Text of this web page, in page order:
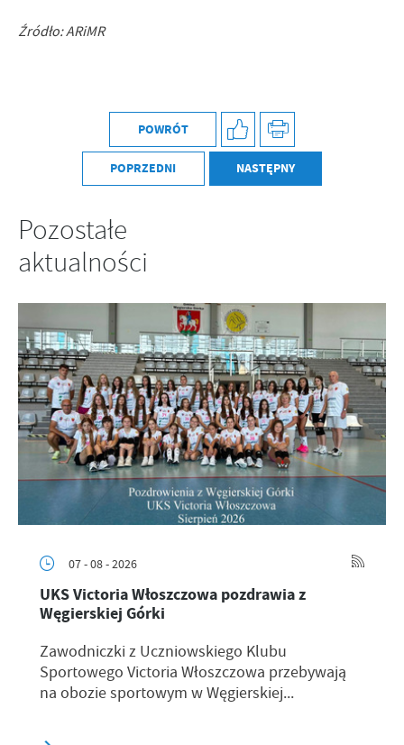
Źródło: ARiMR
POWRÓT
POPRZEDNI NASTĘPNY
Pozostałe
aktualności
07 - 08 - 2026
UKS Victoria Włoszczowa pozdrawia z
Węgierskiej Górki
Zawodniczki z Uczniowskiego Klubu
Sportowego Victoria Włoszczowa przebywają
na obozie sportowym w Węgierskiej...